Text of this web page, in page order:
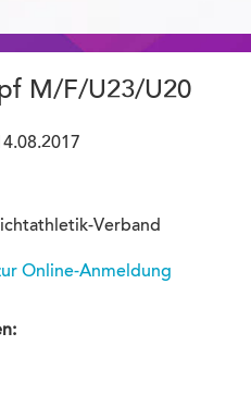
M/F/U23/U20
Verband
Online-Anmeldung